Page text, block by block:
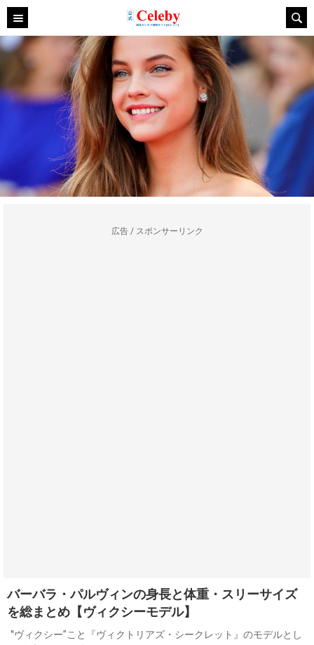
広告 / スポンサーリンク
バーバラ・パルヴィンの身長と体重・スリーサイズ
を総まとめ【ヴィクシーモデル】
‟ヴィクシー”こと『ヴィクトリアズ・シークレット』のモデルとし